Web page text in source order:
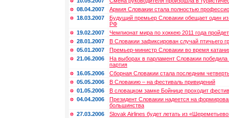
08.04.2007
Армия Словакии стала полностью
18.03.2007
Будущий премьер Словакии обещает один
РФ
19.02.2007
Чемпионат мира по хоккею 2011 года
28.01.2007
В Словакии зафиксирован случай птичьего
05.01.2007
Премьер-министр Словакии во время
21.06.2006
На выборах в парламент Словакии победила
партия
16.05.2006
Сборная Словакии стала последним
05.05.2006
В Словакию – на фестиваль привидений
01.05.2006
В словацком замке Бойнице проходит
04.04.2006
Президент Словакии надеется на
большинства
27.03.2006
Slovak Airlines будет летать из